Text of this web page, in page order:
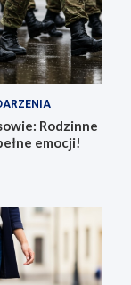
Rodzinne
emocji!